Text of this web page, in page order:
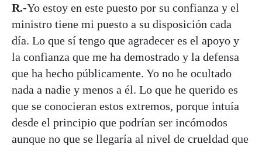
R.-Yo estoy en este puesto por su confianza y el
ministro tiene mi puesto a su disposición cada
día. Lo que sí tengo que agradecer es el apoyo y
la confianza que me ha demostrado y la defensa
que ha hecho públicamente. Yo no he ocultado
nada a nadie y menos a él. Lo que he querido es
que se conocieran estos extremos, porque intuía
desde el principio que podrían ser incómodos
aunque no que se llegaría al nivel de crueldad que